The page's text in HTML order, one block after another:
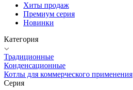
Хиты продаж
Премиум серия
Новинки
Категория
Традиционные
Конденсационные
Котлы для коммерческого применения
Серия